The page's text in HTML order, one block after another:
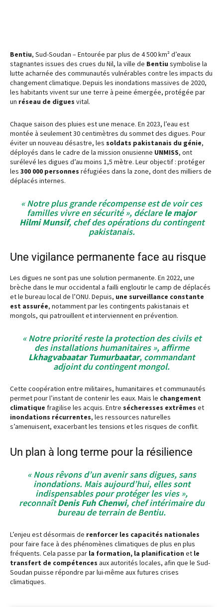
Bentiu, Sud-Soudan – Entourée par plus de 4 500 km² d’eaux
stagnantes issues des crues du Nil, la ville de Bentiu symbolise la
lutte acharnée des communautés vulnérables contre les impacts du
changement climatique. Depuis les inondations massives de 2020,
les habitants vivent sur une terre à peine émergée, protégée par
un réseau de digues vital.
Chaque saison des pluies est une menace. En 2023, l’eau est
montée à seulement 30 centimètres du sommet des digues. Pour
éviter un nouveau désastre, les soldats pakistanais du génie,
déployés dans le cadre de la mission onusienne UNMISS, ont
surélevé les digues d’au moins 1,5 mètre. Leur objectif : protéger
les 300 000 personnes réfugiées dans la zone, dont des milliers de
déplacés internes.
« Notre plus grande récompense est de voir ces
familles vivre en sécurité », déclarele major
Hilmi Munsif, chef des opérations du contingent
pakistanais.
Une vigilance permanente face au risque
Les digues ne sont pas une solution permanente. En 2022, une
brèche dans le mur occidental a failli engloutir le camp de déplacés
et le bureau local de l’ONU. Depuis, une surveillance constante
est assurée, notamment par les contingents pakistanais et
mongols, qui patrouillent et interviennent en prévention.
« Notre priorité reste la protection des civils et
des installations humanitaires », affirme
Lkhagvabaatar Tumurbaatar, commandant
adjoint du contingent mongol.
Cette coopération entre militaires, humanitaires et communautés
permet pour l’instant de contenir les eaux. Mais le changement
climatique fragilise les acquis. Entre sécheresses extrêmes et
inondations récurrentes, les ressources naturelles
s’amenuisent, exacerbant les tensions et les risques de conflit.
Un plan à long terme pour la résilience
« Nous rêvons d’un avenir sans digues, sans
inondations. Mais aujourd’hui, elles sont
indispensables pour protéger les vies »,
reconnaîtDenis Fuh Chenwi, chef intérimaire du
bureau de terrain de Bentiu.
L’enjeu est désormais de renforcer les capacités nationales
pour faire face à des phénomènes climatiques de plus en plus
fréquents. Cela passe par la formation, la planification et le
transfert de compétences aux autorités locales, afin que le Sud-
Soudan puisse répondre par lui-même aux futures crises
climatiques.